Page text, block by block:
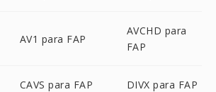
AV1 para FAP
AVCHD para
FAP
CAVS para FAP DIVX para FAP